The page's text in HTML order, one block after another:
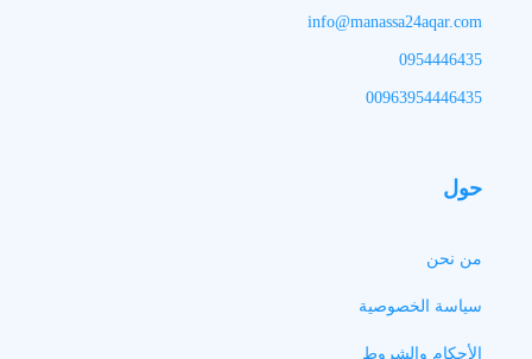
info@manassa24aqar.com
0954446435
00963954446435
حول
من نحن
سياسة الخصوصية
الأحكام والشروط